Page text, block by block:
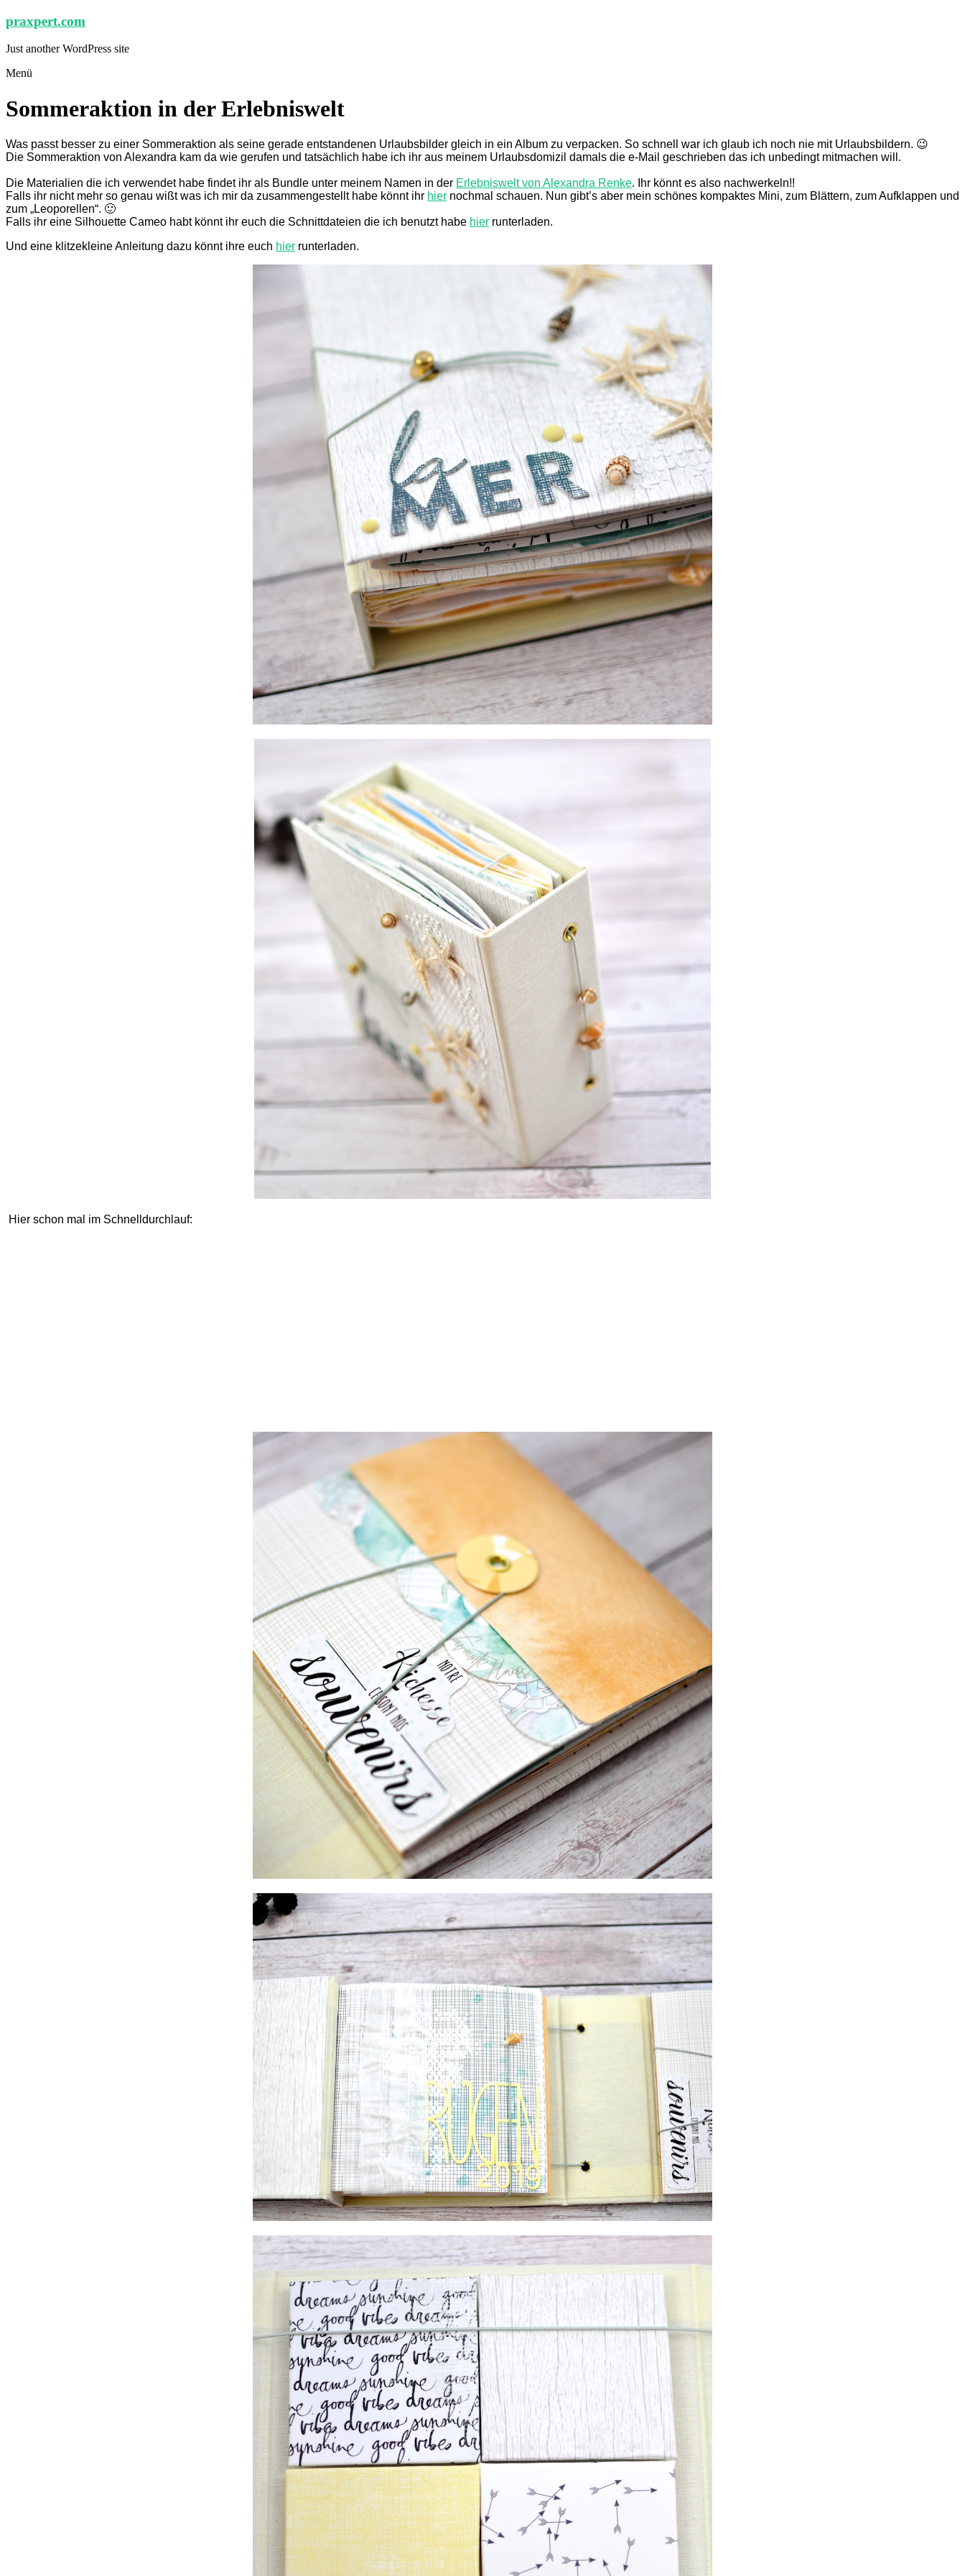
Zum
Inhalt
springen
praxpert.com
Just another WordPress site
Menü
Sommeraktion in der Erlebniswelt
Was passt besser zu einer Sommeraktion als seine gerade entstandenen Urlaubsbilder gleich in ein Album zu verpacken. So schnell war ich glaub ich noch nie mit Urlaubsbildern. 😉
Die Sommeraktion von Alexandra kam da wie gerufen und tatsächlich habe ich ihr aus meinem Urlaubsdomizil damals die e-Mail geschrieben das ich unbedingt mitmachen will.
Die Materialien die ich verwendet habe findet ihr als Bundle unter meinem Namen in der Erlebniswelt von Alexandra Renke. Ihr könnt es also nachwerkeln!!
Falls ihr nicht mehr so genau wißt was ich mir da zusammengestellt habe könnt ihr hier nochmal schauen. Nun gibt’s aber mein schönes kompaktes Mini, zum Blättern, zum Aufklappen und
zum „Leoporellen“. 🙂
Falls ihr eine Silhouette Cameo habt könnt ihr euch die Schnittdateien die ich benutzt habe hier runterladen.
Und eine klitzekleine Anleitung dazu könnt ihre euch hier runterladen.
Hier schon mal im Schnelldurchlauf: